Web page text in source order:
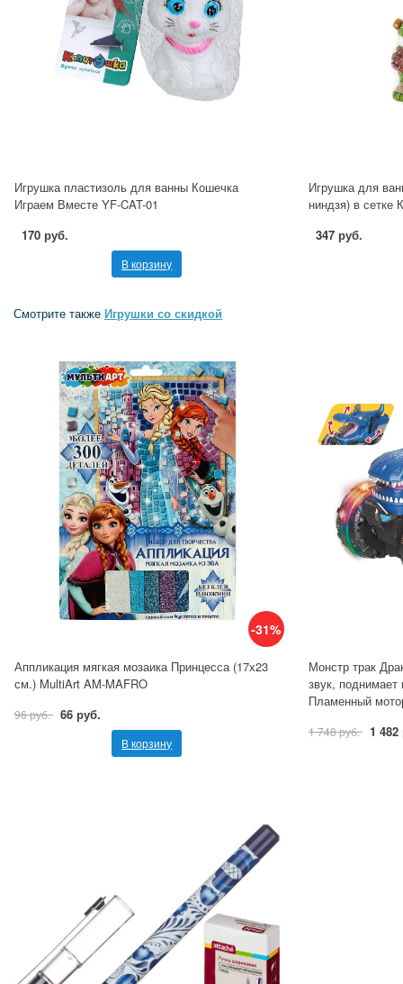
Игрушка пластизоль для ванны Кошечка
Играем Вместе YF-CAT-01
170 руб.
В корзину
Игрушка для
ниндзя) в
347 руб.
Смотрите также Игрушки со скидкой
-31%
Аппликация мягкая мозаика Принцесса (17х23
см.) MultiArt AM-MAFRO
96 руб. 66 руб.
В корзину
Монстр трак
звук, поднимает
Пламенный
1 748 руб. 1 482